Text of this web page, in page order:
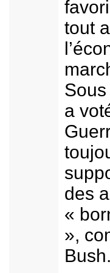
tout
a
des
«
»,